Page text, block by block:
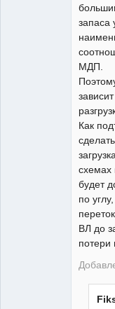
запаса
МДП.
Как
схемах
будет
по
ВЛ до
потери